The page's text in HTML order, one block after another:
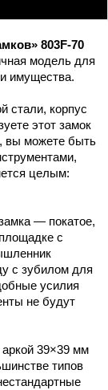
803F-70
модель для
имущества.
стали, корпус
этот замок
вы можете быть
целым:
— покатое,
с
с зубилом для
усилия
не будут
аркой 39×39 мм
типов